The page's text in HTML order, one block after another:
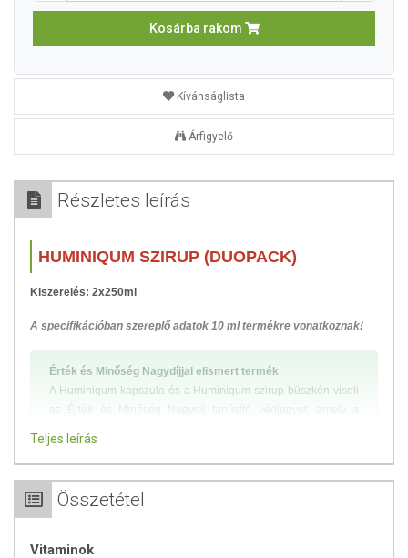
Kosárba rakom
Kívánságlista
Árfigyelő
Részletes leírás
HUMINIQUM SZIRUP (DUOPACK)
Kiszerelés: 2x250ml
A specifikációban szereplő adatok 10 ml termékre vonatkoznak!
Érték és Minőség Nagydíjjal elismert termék
A Huminiqum kapszula és a Huminiqum szirup büszkén viseli
az Érték és Minőség Nagydíj tanúsító védjegyet, amely a
jelenti: a minőség és megbízhatóság garanciáját.
kiegészítő. A készítmény hatóanyagát világviszonylatban is
Teljes leírás
Összetétel
Vitaminok